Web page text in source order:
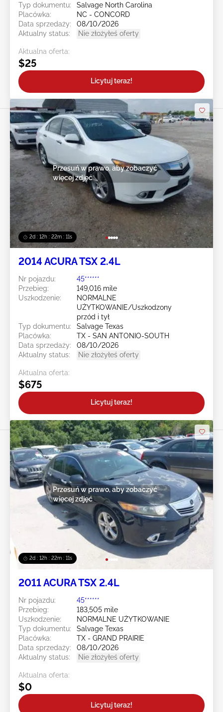
Typ dokumentu:
Salvage North Carolina
Placówka:
NC - CONCORD
Data sprzedaży:
08/10/2026
Aktualny status:
Nie złożyłeś oferty
Aktualna oferta:
$25
Licytuj teraz!
2d : 12h : 22m : 08s
Przesuń w prawo, aby zobaczyć
więcej zdjęć
2014 ACURA TSX 2.4L
Nr pojazdu:
45******
Przebieg:
149,016 mile
Uszkodzenie:
NORMALNE
UŻYTKOWANIE/Uszkodzony
przód i tył
Typ dokumentu:
Salvage Texas
Placówka:
TX - SAN ANTONIO-SOUTH
Data sprzedaży:
08/10/2026
Aktualny status:
Nie złożyłeś oferty
Aktualna oferta:
$675
Licytuj teraz!
2d : 12h : 22m : 08s
Przesuń w prawo, aby zobaczyć
więcej zdjęć
2011 ACURA TSX 2.4L
Nr pojazdu:
45******
Przebieg:
183,505 mile
Uszkodzenie:
NORMALNE UŻYTKOWANIE
Typ dokumentu:
Salvage Texas
Placówka:
TX - GRAND PRAIRIE
Data sprzedaży:
08/10/2026
Aktualny status:
Nie złożyłeś oferty
Aktualna oferta:
$0
Licytuj teraz!